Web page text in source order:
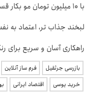
با 10 میلیون تومان مو بکار قسطی پرداختش کن😍
لبخند جذاب تر، اعتماد
راهکاری آسان و سریع برای
بازرسی جرثقیل فرم ساز آنلاین
خرید یوسی
اقتصاد ایرانی